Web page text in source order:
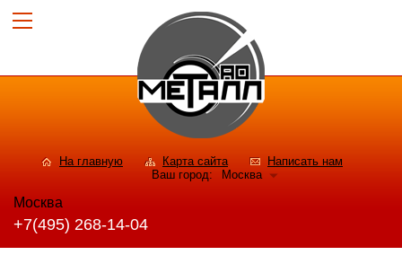
На главную Карта сайта
Написать нам
Ваш город:
Москва
Москва
+7(495) 268-14-04